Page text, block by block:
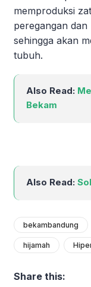
memproduksi
peregangan
sehingga akan
tubuh.
Also Read:
Bekam
Also Read:
bekambandung
hijamah
Share this: